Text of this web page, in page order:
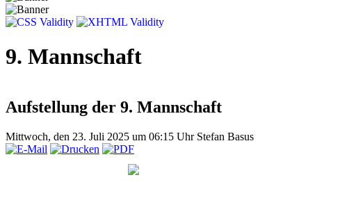
9. Mannschaft
Aufstellung der 9. Mannschaft
Mittwoch, den 23. Juli 2025 um 06:15 Uhr Stefan Basus